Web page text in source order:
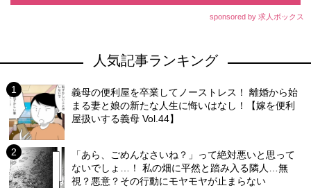
sponsored by 求人ボックス
人気記事ランキング
義母の便利屋を卒業してノーストレス！ 離婚から始
まる妻と娘の新たな人生に悔いはなし！【嫁を便利
屋扱いする義母 Vol.44】
「あら、ごめんなさいね？」って絶対悪いと思って
ないでしょ…！ 私の畑に平然と踏み入る隣人…無
視？悪意？その行動にモヤモヤが止まらない